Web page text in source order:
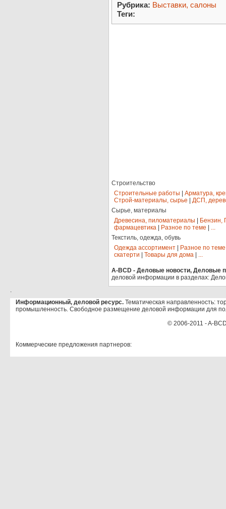
Рубрика: Выставки, салоны
Теги:
Строительство
Строительные работы
Арматура,
Строй-материалы, сырье
ДСП,
Сырье, материалы
Древесина, пиломатериалы
Бензин,
фармацевтика
Разное по теме
...
Текстиль, одежда, обувь
Одежда ассортимент
Разное по теме
скатерти
Товары для дома ...
A-BCD - Деловые новости, Деловые
деловой информации в разделах:
.
Информационный, деловой ресурс. Тематическая направленность:
промышленность. Свободное размещение деловой информации для
© 2006-2011 - A-
Коммерческие предложения партнеров: